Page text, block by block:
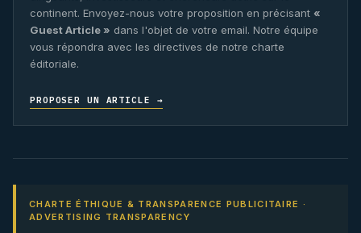
continent. Envoyez-nous votre proposition en précisant «
Guest Article » dans l'objet de votre email. Notre équipe
vous répondra avec les directives de notre charte
éditoriale.
PROPOSER UN ARTICLE →
CHARTE ÉTHIQUE & TRANSPARENCE PUBLICITAIRE ·
ADVERTISING TRANSPARENCY